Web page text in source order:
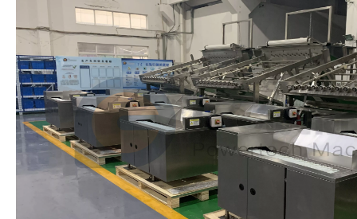
全自动鲶鱼整体解决方案线 多功能稳定鲶鱼加工线